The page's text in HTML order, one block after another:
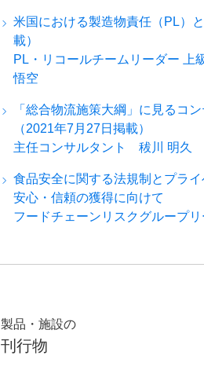
米国における製造物責任（PL）
載）
PL・リコールチームリーダー
悟空
「総合物流施策大綱」に見るコ
（2021年7月27日掲載）
主任コンサルタント 秡川 明久
食品安全に関する法規制とプラ
安心・信頼の獲得に向けて
フードチェーンリスクグルー
製品・施設の
刊行物